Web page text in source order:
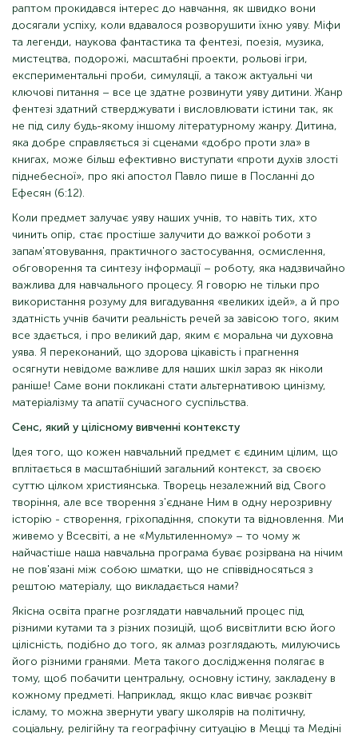
раптом прокидався інтерес до навчання, як швидко вони
досягали успіху, коли вдавалося розворушити їхню уяву. Міфи
та легенди, наукова фантастика та фентезі, поезія, музика,
мистецтва, подорожі, масштабні проекти, рольові ігри,
експериментальні проби, симуляції, а також актуальні чи
ключові питання – все це здатне розвинути уяву дитини. Жанр
фентезі здатний стверджувати і висловлювати істини так, як
не під силу будь-якому іншому літературному жанру. Дитина,
яка добре справляється зі сценами «добро проти зла» в
книгах, може більш ефективно виступати «проти духів злості
піднебесної», про які апостол Павло пише в Посланні до
Ефесян (6:12).
Коли предмет залучає уяву наших учнів, то навіть тих, хто
чинить опір, стає простіше залучити до важкої роботи з
запам'ятовування, практичного застосування, осмислення,
обговорення та синтезу інформації – роботу, яка надзвичайно
важлива для навчального процесу. Я говорю не тільки про
використання розуму для вигадування «великих ідей», а й про
здатність учнів бачити реальність речей за завісою того, яким
все здається, і про великий дар, яким є моральна чи духовна
уява. Я переконаний, що здорова цікавість і прагнення
осягнути невідоме важливе для наших шкіл зараз як ніколи
раніше! Саме вони покликані стати альтернативою цинізму,
матеріалізму та апатії сучасного суспільства.
Сенс, який у цілісному вивченні контексту
Ідея того, що кожен навчальний предмет є єдиним цілим, що
вплітається в масштабніший загальний контекст, за своєю
суттю цілком християнська. Творець незалежний від Свого
творіння, але все творення з'єднане Ним в одну нерозривну
історію - створення, гріхопадіння, спокути та відновлення. Ми
живемо у Всесвіті, а не «Мультиленному» – то чому ж
найчастіше наша навчальна програма буває розірвана на нічим
не пов'язані між собою шматки, що не співвідносяться з
рештою матеріалу, що викладається нами?
Якісна освіта прагне розглядати навчальний процес під
різними кутами та з різних позицій, щоб висвітлити всю його
цілісність, подібно до того, як алмаз розглядають, милуючись
його різними гранями. Мета такого дослідження полягає в
тому, щоб побачити центральну, основну істину, закладену в
кожному предметі. Наприклад, якщо клас вивчає розквіт
ісламу, то можна звернути увагу школярів на політичну,
соціальну, релігійну та географічну ситуацію в Мецці та Медіні